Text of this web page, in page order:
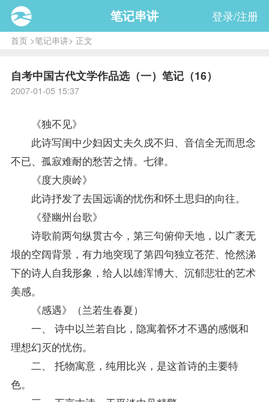
笔记串讲 登录/注册
首页>笔记串讲> 正文
自考中国古代文学作品选（一）笔记（16）
2007-01-05 15:37
《独不见》
此诗写闺中少妇因丈夫久戍不归、音信全无而思念
不已、孤寂难耐的愁苦之情。七律。
《度大庾岭》
此诗抒发了去国远谪的忧伤和怀土思归的向往。
《登幽州台歌》
诗歌前两句纵贯古今，第三句俯仰天地，以广袤无
垠的空阔背景，有力地突现了第四句独立苍茫、怆然涕
下的诗人自我形象，给人以雄浑博大、沉郁悲壮的艺术
美感。
《感遇》（兰若生春夏）
一、 诗中以兰若自比，隐寓着怀才不遇的感慨和
理想幻灭的忧伤。
二、 托物寓意，纯用比兴，是这首诗的主要特
色。